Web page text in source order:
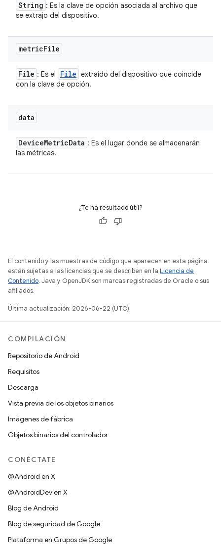
String : Es la clave de opción asociada al archivo que
se extrajo del dispositivo.
metricFile
File : Es el File extraído del dispositivo que coincide
con la clave de opción.
data
DeviceMetricData : Es el lugar donde se almacenarán
las métricas.
¿Te ha resultado útil?
El contenido y las muestras de código que aparecen en esta página
están sujetas a las licencias que se describen en la Licencia de
Contenido. Java y OpenJDK son marcas registradas de Oracle o sus
afiliados.
Última actualización: 2026-06-22 (UTC)
COMPILACIÓN
Repositorio de Android
Requisitos
Descarga
Vista previa de los objetos binarios
Imágenes de fábrica
Objetos binarios del controlador
CONÉCTATE
@Android en X
@AndroidDev en X
Blog de Android
Blog de seguridad de Google
Plataforma en Grupos de Google